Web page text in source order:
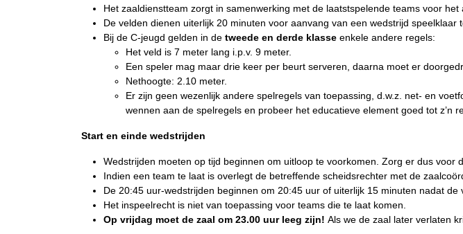
Het zaaldienstteam zorgt in samenwerking met de laatstspelende teams voor het
De velden dienen uiterlijk 20 minuten voor aanvang van een wedstrijd speelklaar
Bij de C-jeugd gelden in de tweede en derde klasse enkele andere regels:
Het veld is 7 meter lang i.p.v. 9 meter.
Een speler mag maar drie keer per beurt serveren, daarna moet er
Nethoogte: 2.10 meter.
Er zijn geen wezenlijk andere spelregels van toepassing, d.w.z. net- en
wennen aan de spelregels en probeer het educatieve element goed tot z’n
Start en einde wedstrijden
Wedstrijden moeten op tijd beginnen om uitloop te voorkomen. Zorg er dus voor
Indien een team te laat is overlegt de betreffende scheidsrechter met de
De 20:45 uur-wedstrijden beginnen om 20:45 uur of uiterlijk 15 minuten nadat de
Het inspeelrecht is niet van toepassing voor teams die te laat komen.
Op vrijdag moet de zaal om 23.00 uur leeg zijn! Als we de zaal later verlaten